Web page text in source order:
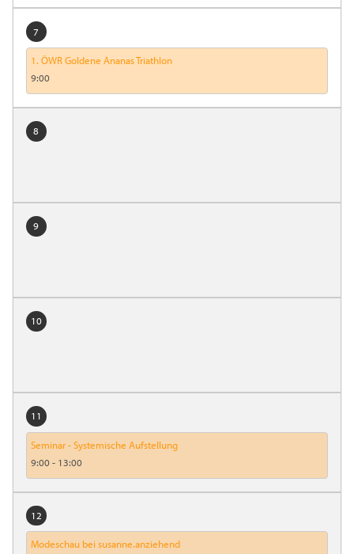
7
1. ÖWR Goldene Ananas Triathlon
9:00
8
9
10
11
Seminar - Systemische Aufstellung
9:00- 13:00
12
Modeschau bei susanne.anziehend